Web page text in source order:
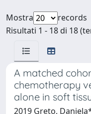
Mostra
records
Risultati 1 - 18 di 18
A matched
chemotherapy
alone in soft
2019 Greto,